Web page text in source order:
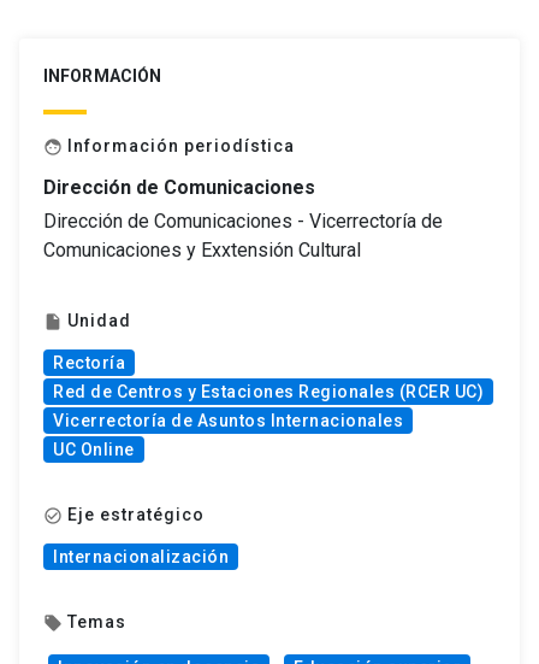
INFORMACIÓN
face Información periodística
Dirección de Comunicaciones
Dirección de Comunicaciones - Vicerrectoría de
Comunicaciones y Exxtensión Cultural
insert_drive_file Unidad
Rectoría
Red de Centros y Estaciones Regionales (RCER UC)
Vicerrectoría de Asuntos Internacionales
UC Online
check_circle_outline Eje estratégico
Internacionalización
local_offer Temas